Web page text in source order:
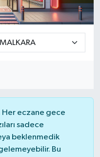
Her eczane gece
sadece
beklenmedik
Bu